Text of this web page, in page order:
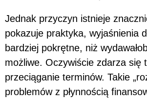
Jednak przyczyn istnieje
pokazuje praktyka, wyjaśnienia
bardziej pokrętne, niż
możliwe. Oczywiście zdarza się
przeciąganie terminów. Takie
problemów z płynnością